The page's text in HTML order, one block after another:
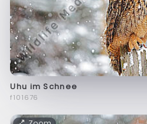
Uhu im Schnee
f101676